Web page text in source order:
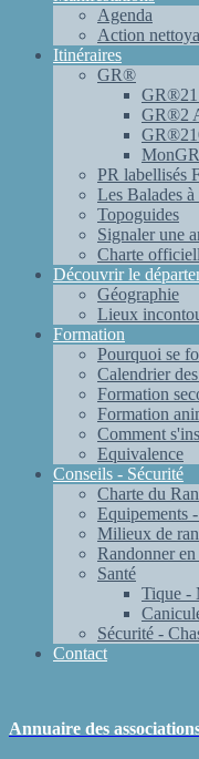
Agenda
Action
Itinéraires
GR®
GR®21
GR®2
PR labellisés
Les Balades
Topoguides
Signaler une
Charte
Découvrir le
Géographie
Lieux
Formation
Pourquoi se
Calendrier
Formation
Formation
Comment
Equivalence
Conseils - Sécurité
Charte du
Equipements
Milieux de
Randonner
Santé
Tique -
Sécurité -
Contact
Annuaire des